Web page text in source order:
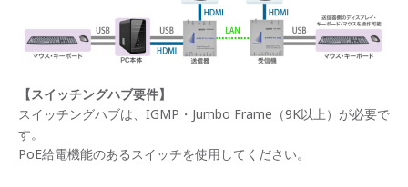
【スイッチングハブ要件】
スイッチングハブは、IGMP・Jumbo Frame（9K以上）が必要で
す。
PoE給電機能のあるスイッチを使用してください。